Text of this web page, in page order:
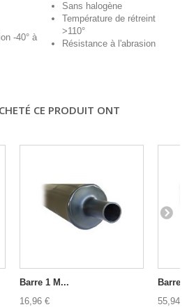
-40° à
Sans halogène
Température de rétreint
>110°
Résistance à l'abrasion
CE PRODUIT ONT
Barre 1 M...
16,96 €
Barre
55,94 €